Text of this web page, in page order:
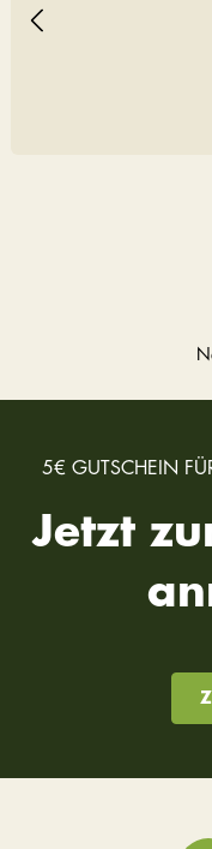
5€ GUTSCHEIN
Jetzt